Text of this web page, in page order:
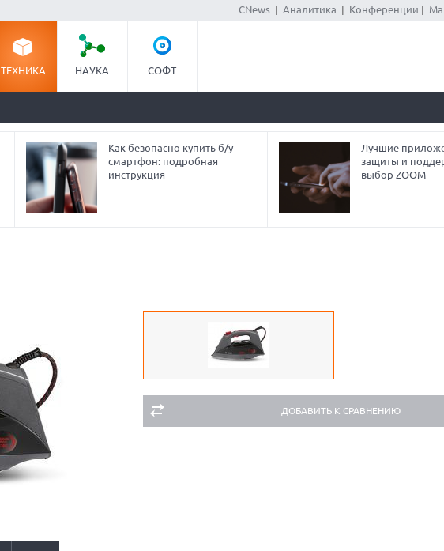
CNews| Аналитика Конференции
ТЕХНИКА НАУКА СОФТ
Как безопасно купить б/у
смартфон: подробная
инструкция
Лучшие
защиты и
выбор ZOOM
ДОБАВИТЬ К СРАВНЕНИЮ